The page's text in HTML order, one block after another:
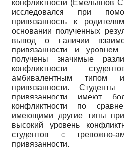
конфликтности (Емельянов
исследовался при
привязанность к
основании полученных
вывод о наличии
привязанности и уровнем
получены значимые
конфликтности
амбивалентным типом
привязанности.
привязанности имеют
конфликтности по
имеющими другие типы
высокий уровень
студентов с тревожно-
привязанности.